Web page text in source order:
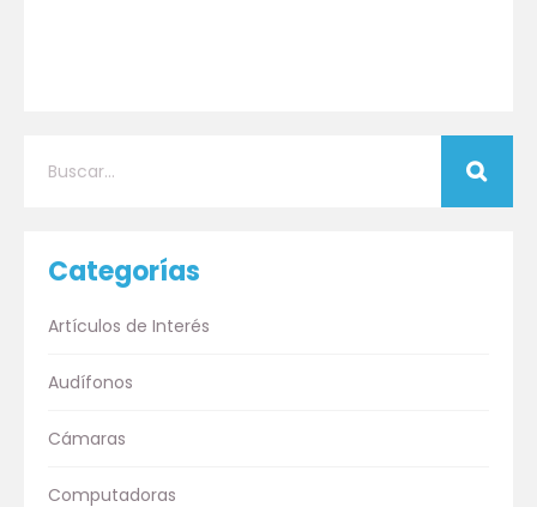
Categorías
Artículos de Interés
Audífonos
Cámaras
Computadoras